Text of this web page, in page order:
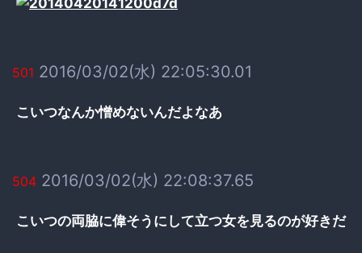
501 2016/03/02(水) 22:05:30.01
こいつなんか憎めないんだよなあ
504 2016/03/02(水) 22:08:37.65
こいつの両脇に偉そうにして立つ女を見るのが好きだ